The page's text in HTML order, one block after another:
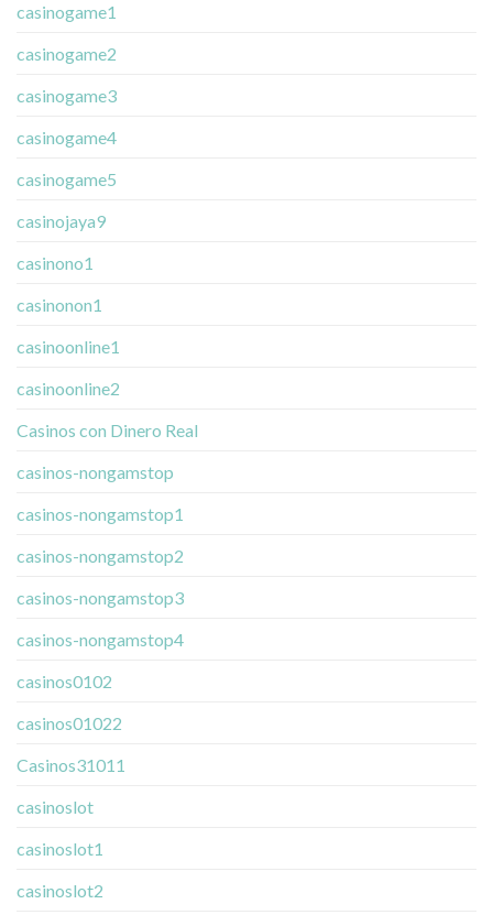
casinogame1
casinogame2
casinogame3
casinogame4
casinogame5
casinojaya9
casinono1
casinonon1
casinoonline1
casinoonline2
Casinos con Dinero Real
casinos-nongamstop
casinos-nongamstop1
casinos-nongamstop2
casinos-nongamstop3
casinos-nongamstop4
casinos0102
casinos01022
Casinos31011
casinoslot
casinoslot1
casinoslot2